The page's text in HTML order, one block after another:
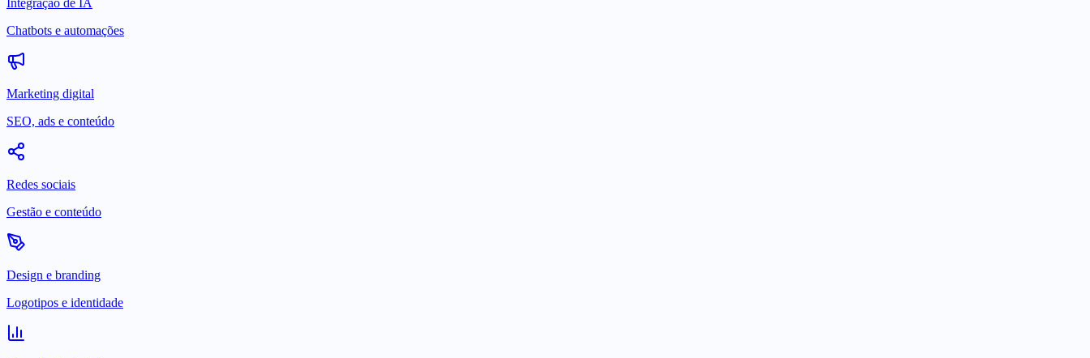
Integração de IA
Chatbots e automações
Marketing digital
SEO, ads e conteúdo
Redes sociais
Gestão e conteúdo
Design e branding
Logotipos e identidade